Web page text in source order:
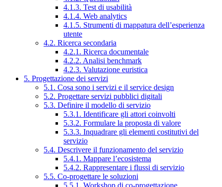
4.1.3. Test di usabilità
4.1.4. Web analytics
4.1.5. Strumenti di mappatura dell’esperienza
utente
4.2. Ricerca secondaria
4.2.1. Ricerca documentale
4.2.2. Analisi benchmark
4.2.3. Valutazione euristica
5. Progettazione dei servizi
5.1. Cosa sono i servizi e il service design
5.2. Progettare servizi pubblici digitali
5.3. Definire il modello di servizio
5.3.1. Identificare gli attori coinvolti
5.3.2. Formulare la proposta di valore
5.3.3. Inquadrare gli elementi costitutivi del
servizio
5.4. Descrivere il funzionamento del servizio
5.4.1. Mappare l’ecosistema
5.4.2. Rappresentare i flussi di servizio
5.5. Co-progettare le soluzioni
5.5.1. Workshop di co-progettazione